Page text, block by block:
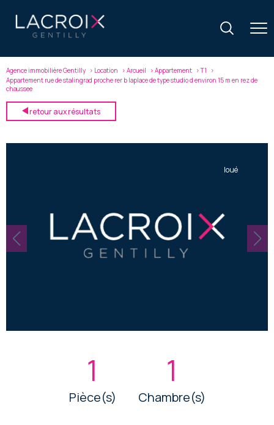
Agence immobilière Gentilly Location Arcueil Appartement
T1
Appartement rue de stalingrad proche rer b laplace de type studio d environ 15 m en rez de
chaussee
retour aux résultats
loué
1
Pièce(s)
1
Chambre(s)